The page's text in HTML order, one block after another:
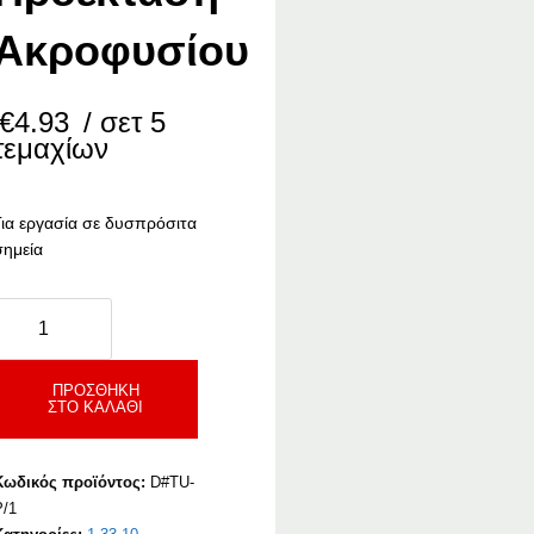
4.93 / σετ 5
εργασία σε δυσπρόσιτα
ΠΡΟΣΘΉΚΗ
ΣΤΟ ΚΑΛΆΘΙ
προϊόντος: D#TU-
1